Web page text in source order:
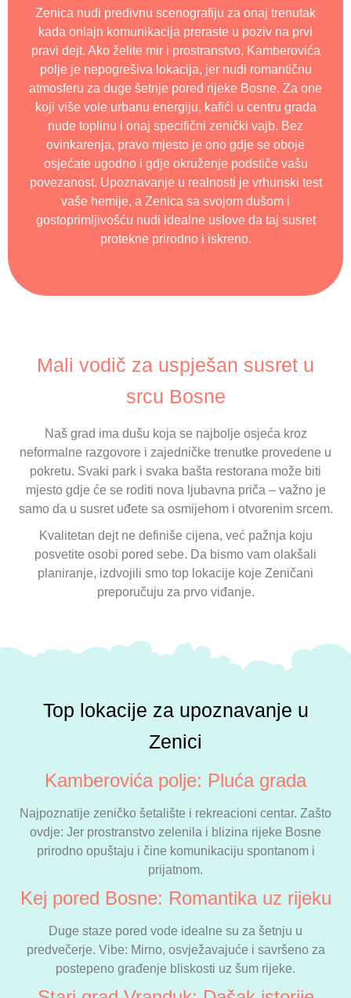
Zenica nudi predivnu scenografiju za onaj trenutak
kada onlajn komunikacija preraste u poziv na prvi
pravi dejt. Ako želite mir i prostranstvo, Kamberovića
polje je nepogrešiva lokacija, jer nudi romantičnu
atmosferu za duge šetnje pored rijeke Bosne. Za one
koji više vole urbanu energiju, kafići u centru grada
nude toplinu i onaj specifični zenički vajb. Bez
ovinkarenja, pravo mjesto je ono gdje se oboje
osjećate ugodno i gdje okruženje podstiče vašu
povezanost. Upoznavanje u realnosti je vrhunski test
vaše hemije, a Zenica sa svojom dušom i
gostoprimljivošću nudi idealne uslove da taj susret
protekne prirodno i iskreno.
Mali vodič za uspješan susret u
srcu Bosne
Naš grad ima dušu koja se najbolje osjeća kroz
neformalne razgovore i zajedničke trenutke provedene u
pokretu. Svaki park i svaka bašta restorana može biti
mjesto gdje će se roditi nova ljubavna priča – važno je
samo da u susret uđete sa osmijehom i otvorenim srcem.
Kvalitetan dejt ne definiše cijena, već pažnja koju
posvetite osobi pored sebe. Da bismo vam olakšali
planiranje, izdvojili smo top lokacije koje Zeničani
preporučuju za prvo viđanje.
Top lokacije za upoznavanje u
Zenici
Kamberovića polje: Pluća grada
Najpoznatije zeničko šetalište i rekreacioni centar. Zašto
ovdje: Jer prostranstvo zelenila i blizina rijeke Bosne
prirodno opuštaju i čine komunikaciju spontanom i
prijatnom.
Kej pored Bosne: Romantika uz rijeku
Duge staze pored vode idealne su za šetnju u
predvečerje. Vibe: Mirno, osvježavajuće i savršeno za
postepeno građenje bliskosti uz šum rijeke.